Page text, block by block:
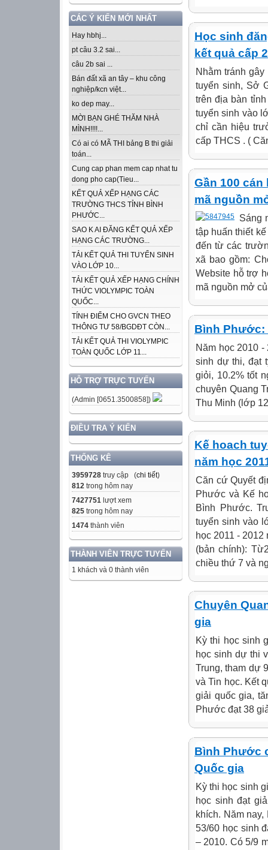
CÁC Ý KIẾN MỚI NHẤT
Hay hbhj...
pt câu 3.2 sai...
câu 2b sai ...
Bán đất xã an tây – khu công
nghiệp/kcn việt...
ko dep may...
MỜI BẠN GHÉ THĂM NHÀ
MÌNH!!!!...
Có ai có MÃ THI bảng B thi giải
toán...
Cung cap phan mem cap nhat tu
dong pho cap(Tieu...
KẾT QUẢ XẾP HẠNG CÁC
TRƯỜNG THCS TỈNH BÌNH
PHƯỚC...
SAO K AI ĐĂNG KẾT QUẢ XẾP
HẠNG CÁC TRƯỜNG...
TẢI KẾT QUẢ THI TUYỂN SINH
VÀO LỚP 10...
TẢI KẾT QUẢ XẾP HẠNG CHÍNH
THỨC VIOLYMPIC TOÀN
QUỐC...
TÍNH ĐIỂM CHO GVCN THEO
THÔNG TƯ 58/BGDĐT CÒN...
TẢI KẾT QUẢ THI VIOLYMPIC
TOÀN QUỐC LỚP 11...
HỖ TRỢ TRỰC TUYẾN
(Admin [0651.3500858])
ĐIỀU TRA Ý KIẾN
THỐNG KÊ
3959728 truy cập (chi tiết)
812 trong hôm nay
7427751 lượt xem
825 trong hôm nay
1474 thành viên
THÀNH VIÊN TRỰC TUYẾN
1 khách và 0 thành viên
Học sinh
kết quả cấp 2
Nhằm tránh
tuyển sinh, Sở
trên địa bàn
tuyển sinh vào
chỉ cần hiệu
cấp THCS . (
Gần 100
mã nguồn
Sáng
tập huấn thiết
đến từ các
xã bao gồm:
Website hỗ trợ
mã nguồn mở
Bình Phước:
Năm học 2010
sinh dự thi, đạt
giỏi, 10.2% tốt
chuyên Quang
Thu Minh (lớp
Kế hoach
năm học
Căn cứ Quyết
Phước và Kế
Bình Phước.
tuyển sinh vào
học 2011 -
(bản chính):
chiều thứ 7 và
Chuyên
gia
Kỳ thi học sinh
học sinh dự thi
Trung, tham dự
và Tin học. Kết
giải quốc gia,
Phước đạt 38
Bình Phước
Quốc gia
Kỳ thi học sinh
học sinh đạt
khích. Năm
53/60 học sinh
– 2010. Có 5/9